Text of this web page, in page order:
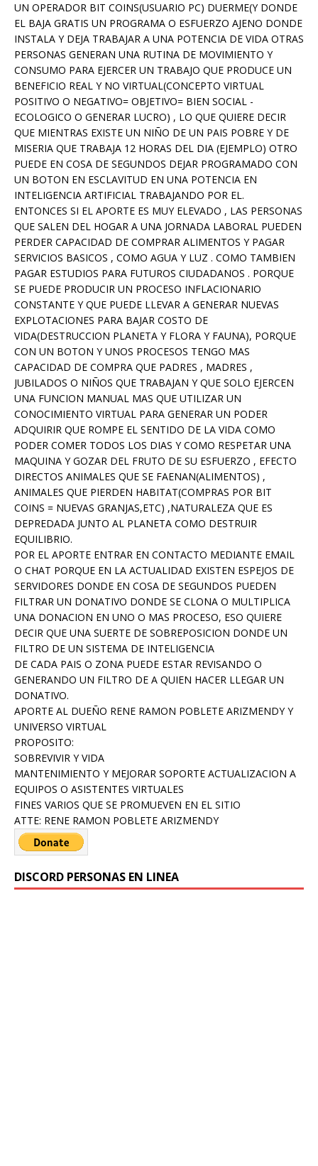
UN OPERADOR BIT COINS(USUARIO PC) DUERME(Y DONDE
EL BAJA GRATIS UN PROGRAMA O ESFUERZO AJENO DONDE
INSTALA Y DEJA TRABAJAR A UNA POTENCIA DE VIDA OTRAS
PERSONAS GENERAN UNA RUTINA DE MOVIMIENTO Y
CONSUMO PARA EJERCER UN TRABAJO QUE PRODUCE UN
BENEFICIO REAL Y NO VIRTUAL(CONCEPTO VIRTUAL
POSITIVO O NEGATIVO= OBJETIVO= BIEN SOCIAL -
ECOLOGICO O GENERAR LUCRO) , LO QUE QUIERE DECIR
QUE MIENTRAS EXISTE UN NIÑO DE UN PAIS POBRE Y DE
MISERIA QUE TRABAJA 12 HORAS DEL DIA (EJEMPLO) OTRO
PUEDE EN COSA DE SEGUNDOS DEJAR PROGRAMADO CON
UN BOTON EN ESCLAVITUD EN UNA POTENCIA EN
INTELIGENCIA ARTIFICIAL TRABAJANDO POR EL.
ENTONCES SI EL APORTE ES MUY ELEVADO , LAS PERSONAS
QUE SALEN DEL HOGAR A UNA JORNADA LABORAL PUEDEN
PERDER CAPACIDAD DE COMPRAR ALIMENTOS Y PAGAR
SERVICIOS BASICOS , COMO AGUA Y LUZ . COMO TAMBIEN
PAGAR ESTUDIOS PARA FUTUROS CIUDADANOS . PORQUE
SE PUEDE PRODUCIR UN PROCESO INFLACIONARIO
CONSTANTE Y QUE PUEDE LLEVAR A GENERAR NUEVAS
EXPLOTACIONES PARA BAJAR COSTO DE
VIDA(DESTRUCCION PLANETA Y FLORA Y FAUNA), PORQUE
CON UN BOTON Y UNOS PROCESOS TENGO MAS
CAPACIDAD DE COMPRA QUE PADRES , MADRES ,
JUBILADOS O NIÑOS QUE TRABAJAN Y QUE SOLO EJERCEN
UNA FUNCION MANUAL MAS QUE UTILIZAR UN
CONOCIMIENTO VIRTUAL PARA GENERAR UN PODER
ADQUIRIR QUE ROMPE EL SENTIDO DE LA VIDA COMO
PODER COMER TODOS LOS DIAS Y COMO RESPETAR UNA
MAQUINA Y GOZAR DEL FRUTO DE SU ESFUERZO , EFECTO
DIRECTOS ANIMALES QUE SE FAENAN(ALIMENTOS) ,
ANIMALES QUE PIERDEN HABITAT(COMPRAS POR BIT
COINS = NUEVAS GRANJAS,ETC) ,NATURALEZA QUE ES
DEPREDADA JUNTO AL PLANETA COMO DESTRUIR
EQUILIBRIO.
POR EL APORTE ENTRAR EN CONTACTO MEDIANTE EMAIL
O CHAT PORQUE EN LA ACTUALIDAD EXISTEN ESPEJOS DE
SERVIDORES DONDE EN COSA DE SEGUNDOS PUEDEN
FILTRAR UN DONATIVO DONDE SE CLONA O MULTIPLICA
UNA DONACION EN UNO O MAS PROCESO, ESO QUIERE
DECIR QUE UNA SUERTE DE SOBREPOSICION DONDE UN
FILTRO DE UN SISTEMA DE INTELIGENCIA
DE CADA PAIS O ZONA PUEDE ESTAR REVISANDO O
GENERANDO UN FILTRO DE A QUIEN HACER LLEGAR UN
DONATIVO.
APORTE AL DUEÑO RENE RAMON POBLETE ARIZMENDY Y
UNIVERSO VIRTUAL
PROPOSITO:
SOBREVIVIR Y VIDA
MANTENIMIENTO Y MEJORAR SOPORTE ACTUALIZACION A
EQUIPOS O ASISTENTES VIRTUALES
FINES VARIOS QUE SE PROMUEVEN EN EL SITIO
ATTE: RENE RAMON POBLETE ARIZMENDY
DISCORD PERSONAS EN LINEA